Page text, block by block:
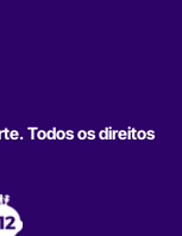
Todos os direitos